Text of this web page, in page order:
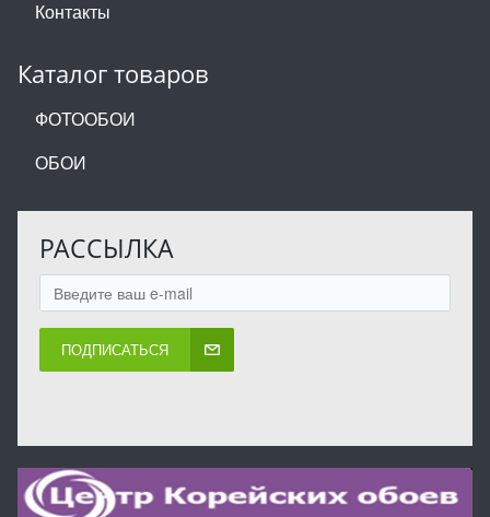
Контакты
Каталог товаров
ФОТООБОИ
ОБОИ
РАССЫЛКА
ПОДПИСАТЬСЯ